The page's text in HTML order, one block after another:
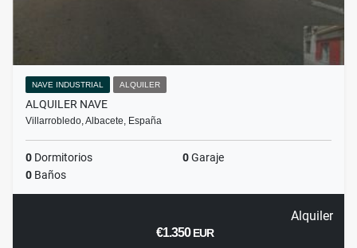
NAVE INDUSTRIAL ALQUILER
ALQUILER NAVE
Villarrobledo, Albacete, España
0 Dormitorios 0Garaje
0 Baños
Alquiler
€1.350EUR